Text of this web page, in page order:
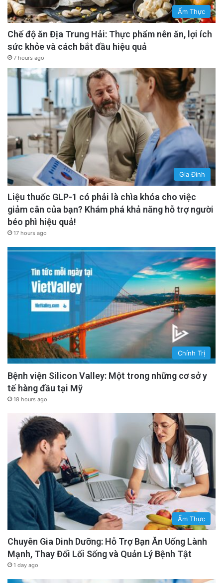
Ẩm Thực
Chế độ ăn Địa Trung Hải: Thực phẩm nên ăn, lợi ích
sức khỏe và cách bắt đầu hiệu quả
7 hours ago
Gia Đình
Liệu thuốc GLP-1 có phải là chìa khóa cho việc
giảm cân của bạn? Khám phá khả năng hỗ trợ người
béo phì hiệu quả!
17 hours ago
Chính Trị
Bệnh viện Silicon Valley: Một trong những cơ sở y
tế hàng đầu tại Mỹ
18 hours ago
Ẩm Thực
Chuyên Gia Dinh Dưỡng: Hỗ Trợ Bạn Ăn Uống Lành
Mạnh, Thay Đổi Lối Sống và Quản Lý Bệnh Tật
1 day ago